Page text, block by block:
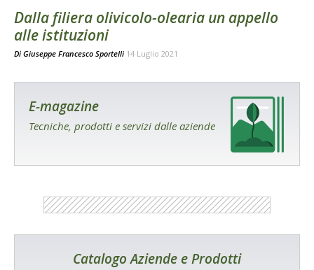
Dalla filiera olivicolo-olearia un appello
alle istituzioni
Di Giuseppe Francesco Sportelli 14 Luglio 2021
E-magazine
Tecniche, prodotti e servizi dalle aziende
Catalogo Aziende e Prodotti